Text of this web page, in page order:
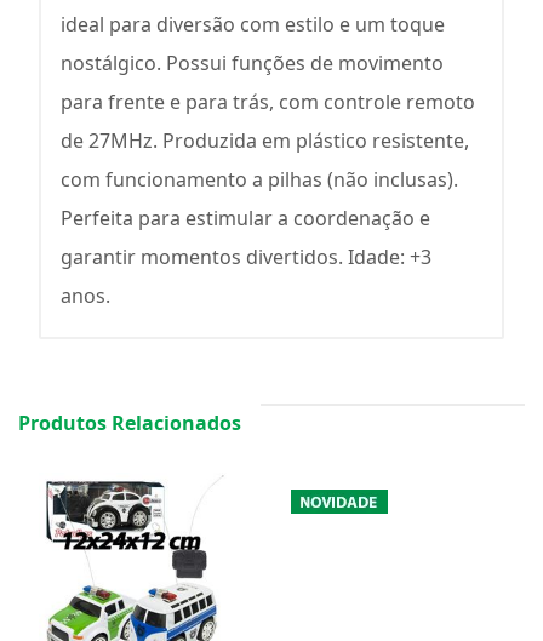
ideal para diversão com estilo e um toque
nostálgico. Possui funções de movimento
para frente e para trás, com controle remoto
de 27MHz. Produzida em plástico resistente,
com funcionamento a pilhas (não inclusas).
Perfeita para estimular a coordenação e
garantir momentos divertidos. Idade: +3
anos.
Produtos Relacionados